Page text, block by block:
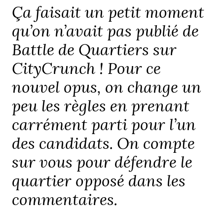
Ça faisait un petit moment
qu’on n’avait pas publié de
Battle de Quartiers sur
CityCrunch ! Pour ce
nouvel opus, on change un
peu les règles en prenant
carrément parti pour l’un
des candidats. On compte
sur vous pour défendre le
quartier opposé dans les
commentaires.